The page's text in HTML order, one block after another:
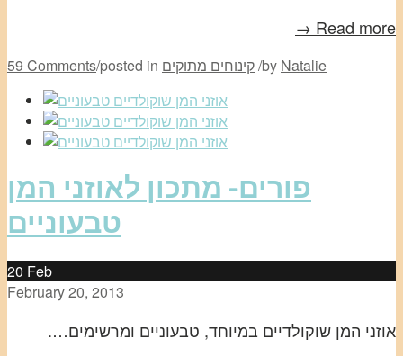
Read more →
59 Comments/posted in קינוחים מתוקים/by Natalie
פורים- מתכון לאוזני המן
טבעוניים
20 Feb
February 20, 2013
אוזני המן שוקולדיים במיוחד, טבעוניים ומרשימים….